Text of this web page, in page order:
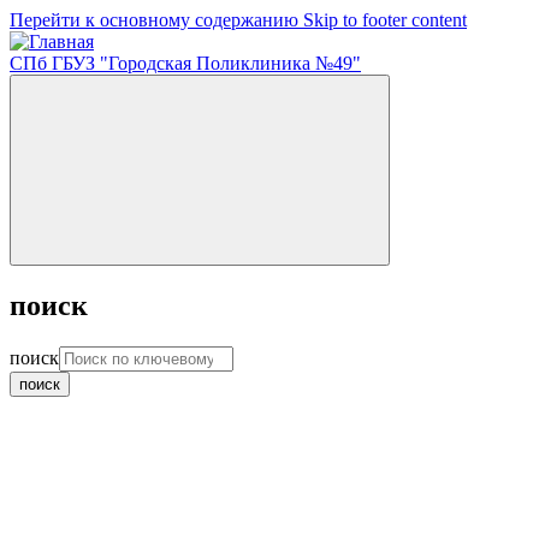
Перейти к основному содержанию Skip to footer content
СПб ГБУЗ "Городская Поликлиника №49"
поиск
поиск